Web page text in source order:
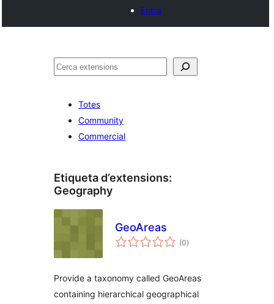
Entra
Cerca
Totes
Community
Commercial
Etiqueta d’extensions:
Geography
GeoAreas
(0puntuacions
totals
)
Provide a taxonomy called GeoAreas
containing hierarchical geographical